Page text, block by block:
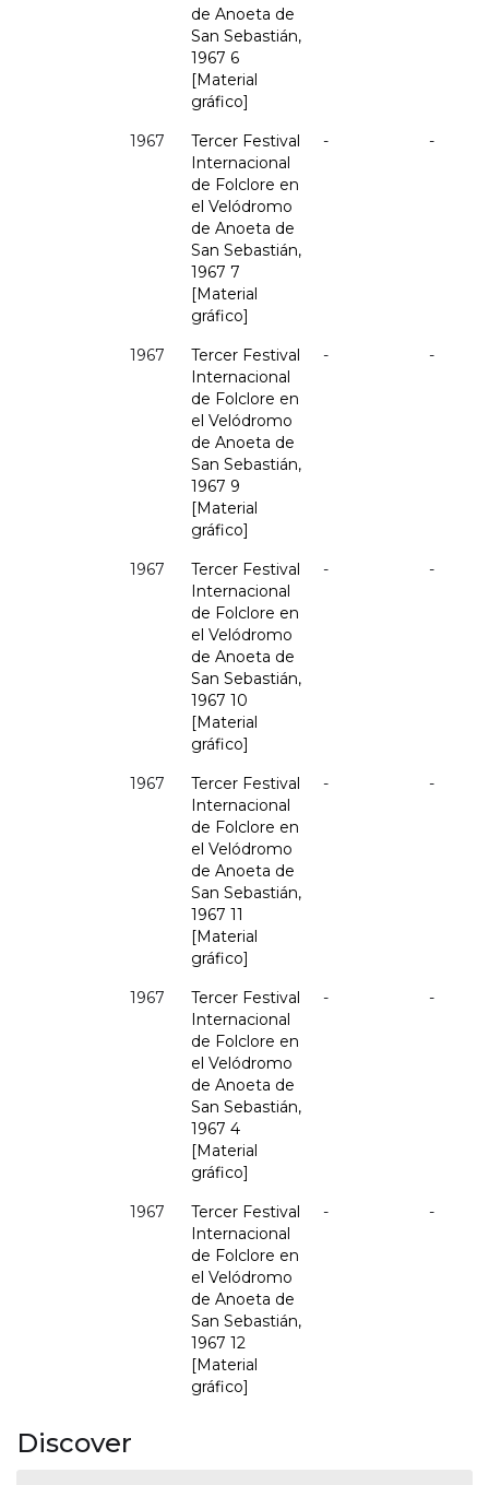
de Anoeta de
San Sebastián,
1967 6
[Material
gráfico]
1967
Tercer Festival
Internacional
de Folclore en
el Velódromo
de Anoeta de
San Sebastián,
1967 7
[Material
gráfico]
- -
1967
Tercer Festival
Internacional
de Folclore en
el Velódromo
de Anoeta de
San Sebastián,
1967 9
[Material
gráfico]
- -
1967
Tercer Festival
Internacional
de Folclore en
el Velódromo
de Anoeta de
San Sebastián,
1967 10
[Material
gráfico]
- -
1967
Tercer Festival
Internacional
de Folclore en
el Velódromo
de Anoeta de
San Sebastián,
1967 11
[Material
gráfico]
- -
1967
Tercer Festival
Internacional
de Folclore en
el Velódromo
de Anoeta de
San Sebastián,
1967 4
[Material
gráfico]
- -
1967
Tercer Festival
Internacional
de Folclore en
el Velódromo
de Anoeta de
San Sebastián,
1967 12
[Material
gráfico]
- -
Discover